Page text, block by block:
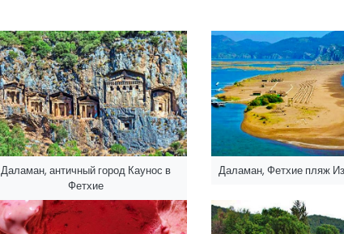
Даламан, античный город Каунос в
Фетхие
Даламан, Фетхие пляж